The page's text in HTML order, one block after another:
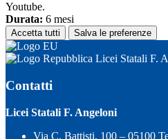
Youtube.
Durata: 6 mesi
Accetta tutti Salva le preferenze
Licei Statali F.
Contatti
Licei Statali F. Angeloni
Via C. Battisti, 100 – 05100